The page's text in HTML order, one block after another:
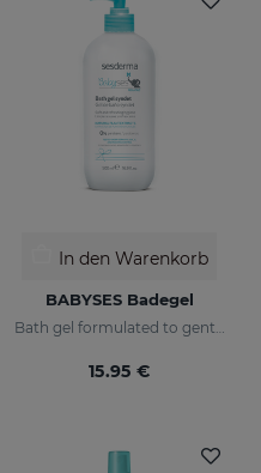
In den Warenkorb
BABYSES Badegel
Bath gel formulated to gently clean the baby's skin on a daily basis, providing a state of natural wellness.
15.95 €